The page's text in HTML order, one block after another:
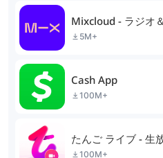
Mixcloud - ラ
5M+
Cash App
100M+
たんご ライブ
100M+